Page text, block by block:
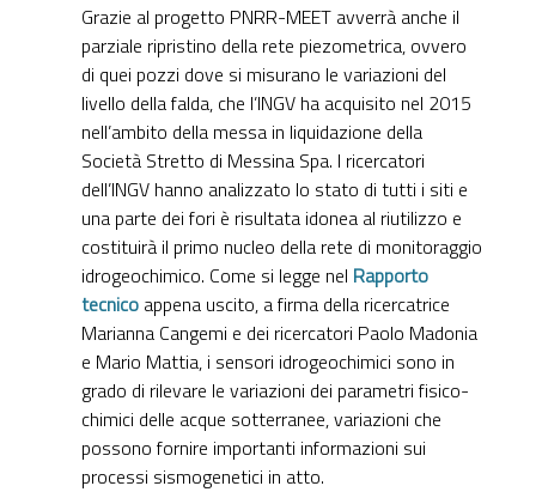
Grazie al progetto PNRR-MEET avverrà anche il
parziale ripristino della rete piezometrica, ovvero
di quei pozzi dove si misurano le variazioni del
livello della falda, che l’INGV ha acquisito nel 2015
nell’ambito della messa in liquidazione della
Società Stretto di Messina Spa. I ricercatori
dell’INGV hanno analizzato lo stato di tutti i siti e
una parte dei fori è risultata idonea al riutilizzo e
costituirà il primo nucleo della rete di monitoraggio
idrogeochimico. Come si legge nel Rapporto
tecnico appena uscito, a firma della ricercatrice
Marianna Cangemi e dei ricercatori Paolo Madonia
e Mario Mattia, i sensori idrogeochimici sono in
grado di rilevare le variazioni dei parametri fisico-
chimici delle acque sotterranee, variazioni che
possono fornire importanti informazioni sui
processi sismogenetici in atto.